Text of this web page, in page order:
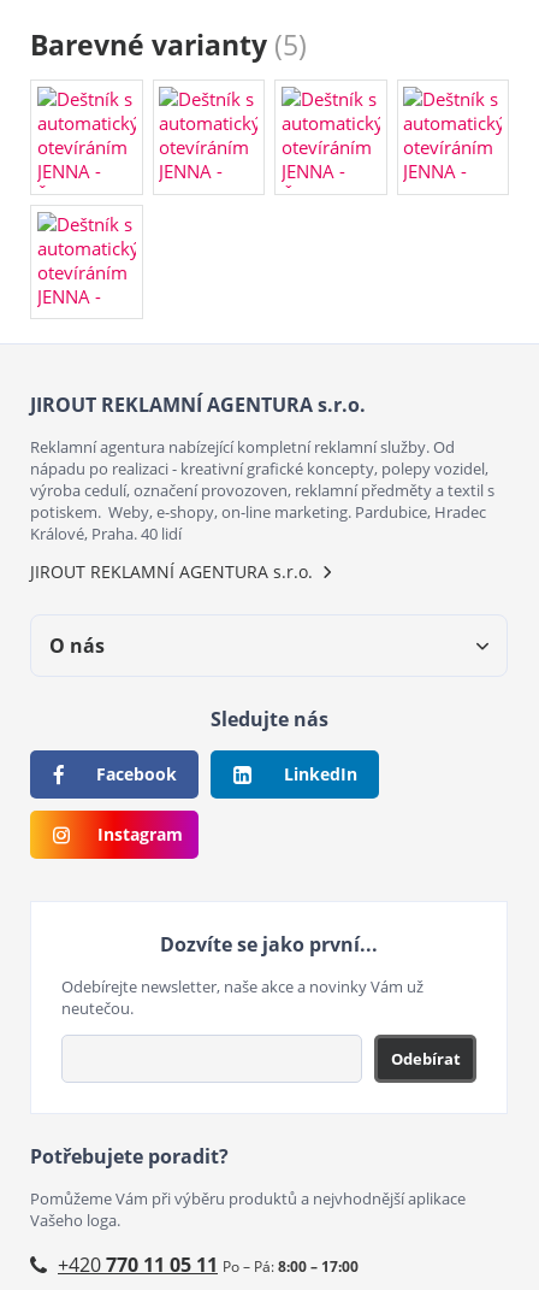
Barevné varianty (5)
JIROUT REKLAMNÍ AGENTURA s.r.o.
Reklamní agentura nabízející kompletní reklamní služby. Od
nápadu po realizaci - kreativní grafické koncepty, polepy vozidel,
výroba cedulí, označení provozoven, reklamní předměty a textil s
potiskem. Weby, e-shopy, on-line marketing. Pardubice, Hradec
Králové, Praha. 40 lidí
JIROUT REKLAMNÍ AGENTURA s.r.o.
O nás
Sledujte nás
Facebook LinkedIn
Instagram
Dozvíte se jako první...
Odebírejte newsletter, naše akce a novinky Vám už
neutečou.
Odebírat
Potřebujete poradit?
Pomůžeme Vám při výběru produktů a nejvhodnější aplikace
Vašeho loga.
+420770 11 05 11 Po – Pá:8:00 – 17:00